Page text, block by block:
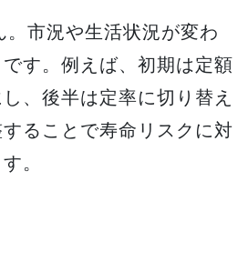
市況や生活状況が変わ
す。例えば、初期は定額
、後半は定率に切り替え
ることで寿命リスクに対
。